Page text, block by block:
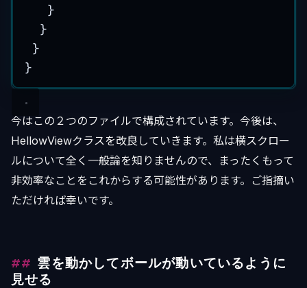
}
}
}
}
今はこの２つのファイルで構成されています。今後は、
HellowViewクラスを改良していきます。私は横スクロー
ルについて全く一般論を知りませんので、まったくもって
非効率なことをこれからする可能性があります。ご指摘い
ただければ幸いです。
雲を動かしてボールが動いているように
見せる